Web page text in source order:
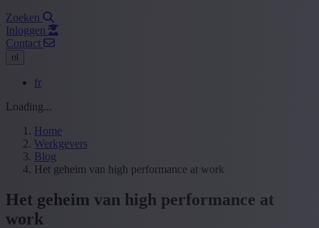
Zoeken
Inloggen
Contact
nl
fr
Loading...
Home
Werkgevers
Blog
Het geheim van high performance at work
Het geheim van high performance at
work